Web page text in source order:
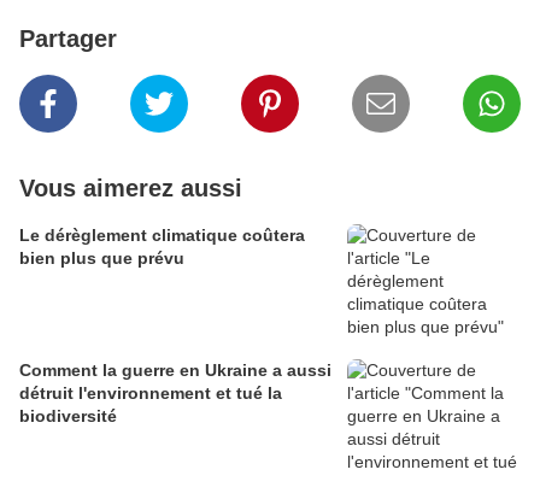
Partager
Vous aimerez aussi
Le dérèglement climatique coûtera
bien plus que prévu
Comment la guerre en Ukraine a aussi
détruit l'environnement et tué la
biodiversité